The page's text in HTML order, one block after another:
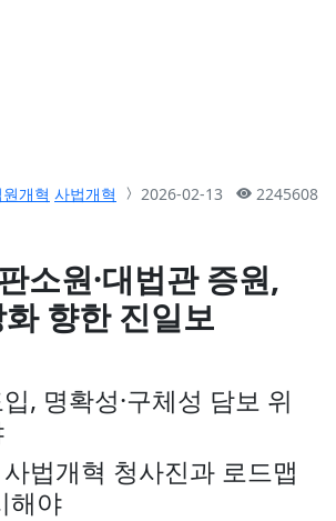
원개혁 사법개혁 2026-02-13 2245608
소원·대법관 증원,
향한 진일보
, 명확성·구체성 담보 위
법개혁 청사진과 로드맵
해야